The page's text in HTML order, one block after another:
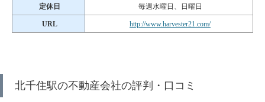
定休日 毎週水曜日、日曜日
URL http://www.harvester21.com/
北千住駅の不動産会社の評判・口コミ